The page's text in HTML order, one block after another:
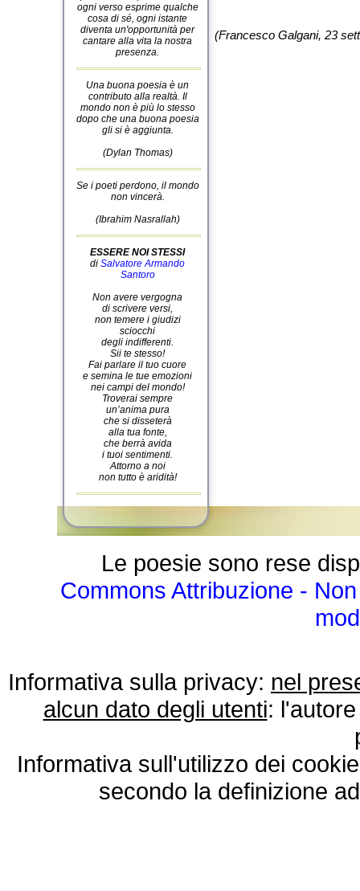
ogni verso esprime qualche
cosa di sé, ogni istante
diventa un'opportunità per
cantare alla vita la nostra
presenza.
Una buona poesia è un
contributo alla realtà. Il
mondo non è più lo stesso
dopo che una buona poesia
gli si è aggiunta.
(Dylan Thomas)
Se i poeti perdono, il mondo
non vincerà.
(Ibrahim Nasrallah)
ESSERE NOI STESSI
di Salvatore Armando
Santoro
Non avere vergogna
di scrivere versi,
non temere i giudizi
sciocchi
degli indifferenti.
Sii te stesso!
Fai parlare il tuo cuore
e semina le tue emozioni
nei campi del mondo!
Troverai sempre
un’anima pura
che si disseterà
alla tua fonte,
che berrà avida
i tuoi sentimenti.
Attorno a noi
non tutto è aridità!
(Francesco Galgani, 23
Le poesie sono rese
Commons Attribuzione -
Informativa sulla privacy: nel
alcun dato degli utenti:
Informativa sull'utilizzo dei
secondo la definizione